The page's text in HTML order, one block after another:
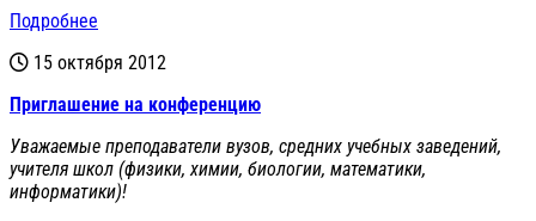
Подробнее
15 октября 2012
Приглашение на конференцию
Уважаемые преподаватели вузов, средних учебных заведений,
учителя школ (физики, химии, биологии, математики,
информатики)!